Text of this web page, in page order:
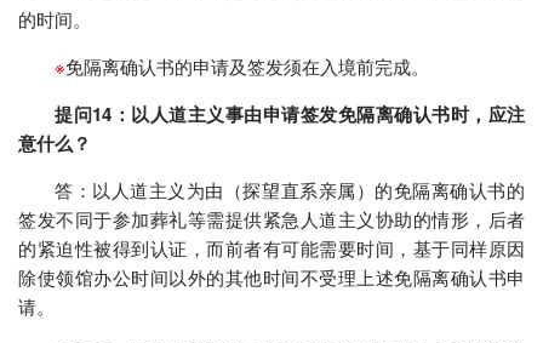
的时间。
※免隔离确认书的申请及签发须在入境前完成。
提问14：以人道主义事由申请签发免隔离确认书时，应注
意什么？
答：以人道主义为由（探望直系亲属）的免隔离确认书的
签发不同于参加葬礼等需提供紧急人道主义协助的情形，后者
的紧迫性被得到认证，而前者有可能需要时间，基于同样原因
除使领馆办公时间以外的其他时间不受理上述免隔离确认书申
请。